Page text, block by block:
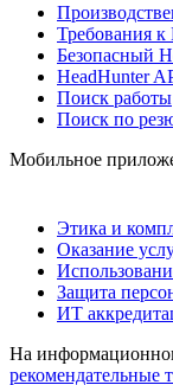
Требования
Безопасный
HeadHunter
Поиск работы
Поиск по
Мобильное
Этика и
Оказание
Защита
ИТ
На
рекомендательные